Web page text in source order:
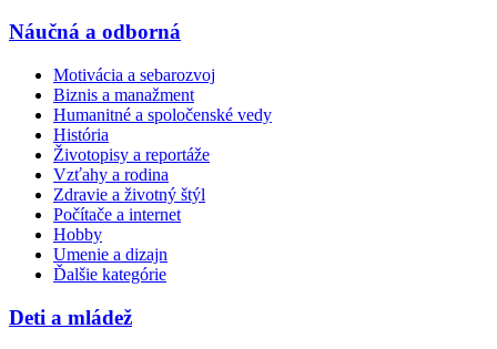
Náučná a odborná
Motivácia a sebarozvoj
Biznis a manažment
Humanitné a spoločenské vedy
História
Životopisy a reportáže
Vzťahy a rodina
Zdravie a životný štýl
Počítače a internet
Hobby
Umenie a dizajn
Ďalšie kategórie
Deti a mládež